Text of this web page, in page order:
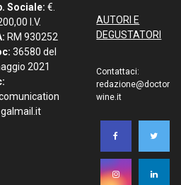
Sociale: €.
I.V.
RM 930252
36580 del
2021
AUTORI E
DEGUSTATORI
Contattaci:
redazione@doctor
wine.it